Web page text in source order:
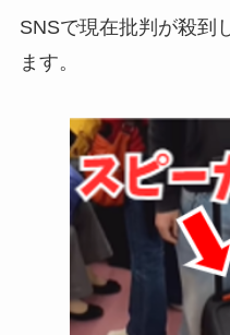
SNSで現在批判が殺到
ます。